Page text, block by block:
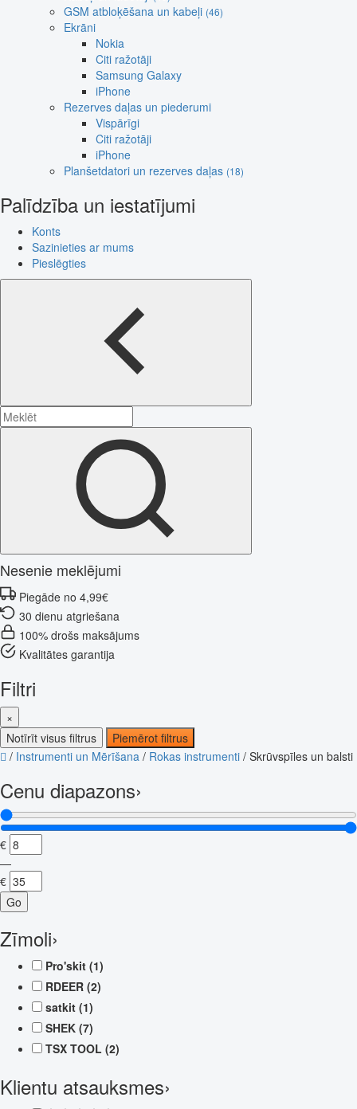
GSM atbloķēšana un kabeļi (46)
Ekrāni
Nokia
Citi ražotāji
Samsung Galaxy
iPhone
Rezerves daļas un piederumi
Vispārīgi
Citi ražotāji
iPhone
Planšetdatori un rezerves daļas (18)
Palīdzība un iestatījumi
Konts
Sazinieties ar mums
Pieslēgties
Nesenie meklējumi
Piegāde no 4,99€
30 dienu atgriešana
100% drošs maksājums
Kvalitātes garantija
Filtri
×
Notīrīt visus filtrus
Piemērot filtrus
/ Instrumenti un Mērīšana / Rokas instrumenti / Skrūvspīles un balsti
Cenu diapazons›
€
—
€
Go
Zīmoli›
Pro'skit (1)
RDEER (2)
satkit (1)
SHEK (7)
TSX TOOL (2)
Klientu atsauksmes›